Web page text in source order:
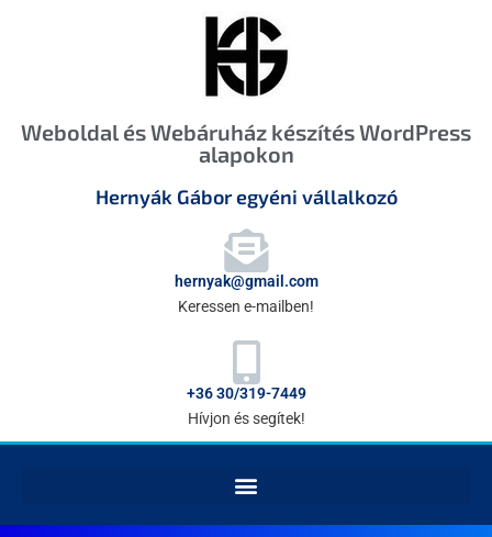
Weboldal és Webáruház készítés WordPress
alapokon
Hernyák Gábor egyéni vállalkozó
hernyak@gmail.com
Keressen e-mailben!
+36 30/319-7449
Hívjon és segítek!